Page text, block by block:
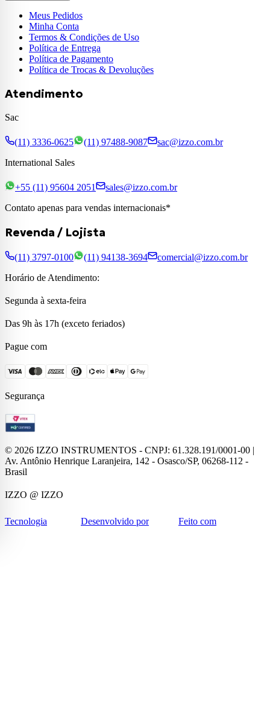
Meus Pedidos
Minha Conta
Termos & Condições de Uso
Política de Entrega
Política de Pagamento
Política de Trocas & Devoluções
Atendimento
Sac
(11) 3336-0625 (11) 97488-9087
sac@izzo.com.br
International Sales
+55 (11) 95604 2051
sales@izzo.com.br
Contato apenas para vendas internacionais*
Revenda / Lojista
(11) 3797-0100 (11) 94138-3694
comercial@izzo.com.br
Horário de Atendimento:
Segunda à sexta-feira
Das 9h às 17h (exceto feriados)
Pague com
Segurança
© 2026 IZZO INSTRUMENTOS - CNPJ: 61.328.191/0001-00 |
Av. Antônio Henrique Laranjeira, 142 - Osasco/SP, 06268-112 -
Brasil
IZZO @ IZZO
Tecnologia Desenvolvido por Feito com